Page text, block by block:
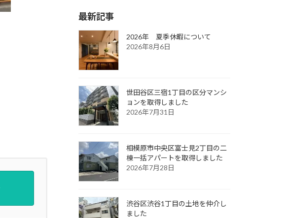
最新記事
2026年 夏季休暇について
2026年8月6日
世田谷区三宿1丁目の区分マンシ
ョンを取得しました
2026年7月31日
相模原市中央区富士見2丁目の二
棟一括アパートを取得しました
2026年7月28日
渋谷区渋谷1丁目の土地を仲介し
ました